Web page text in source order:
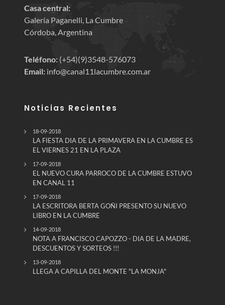
Casa central:
Galería Paganelli, La Cumbre
Córdoba, Argentina
Teléfono: (+54)(9)3548-576073
Email: info@canal11lacumbre.com.ar
Noticias Recientes
18-09-2018
LA FIESTA DIA DE LA PRIMAVERA EN LA CUMBRE ES
EL VIERNES 21 EN LA PLAZA
17-09-2018
EL NUEVO CURA PARROCO DE LA CUMBRE ESTUVO
EN CANAL 11
17-09-2018
LA ESCRITORA BERTA GOÑI PRESENTO SU NUEVO
LIBRO EN LA CUMBRE
14-09-2018
NOTA A FRANCISCO CAPOZZO - DIA DE LA MADRE,
DESCUENTOS Y SORTEOS !!!
13-09-2018
LLEGA A CAPILLA DEL MONTE "LA MONJA"